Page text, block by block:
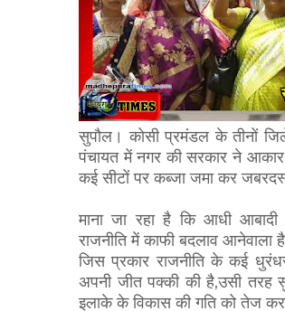
सुपौल। कोसी प्रमंडल के तीनों
पंचायत में नगर की सरकार ने
कई सीटों पर कब्जा जमा कर
माना जा रहा है कि आधी
राजनीति में काफी बदलाव आनेवाला
जिस प्रकार राजनीति के कई
अपनी जीत पक्की की है,उसी तरह
इलाके के विकास की गति को तेज